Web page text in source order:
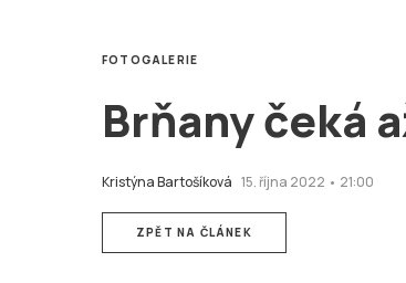
Brňany čeká
Kristýna Bartošíková 15. října 2022 • 21:00
FOTOGALERIE
ZPĚT NA ČLÁNEK